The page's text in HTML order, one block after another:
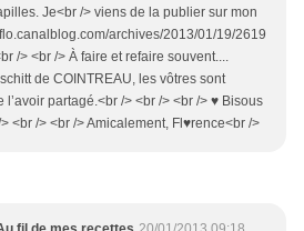
Je<br /> viens de la publier sur mon
archives/2013/01/19/2619
/> <br /> À faire et refaire souvent....
de COINTREAU, les vôtres sont
l’avoir partagé.<br /> <br /> <br /> ♥ Bisous
<br /> <br /> Amicalement, Fl♥rence<br />